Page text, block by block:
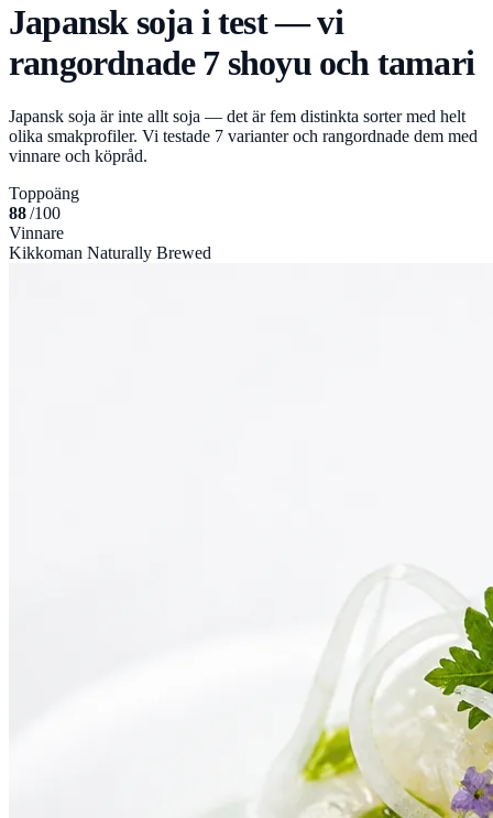
Japansk soja i test — vi
rangordnade 7 shoyu och tamari
Japansk soja är inte allt soja — det är fem distinkta sorter med helt
olika smakprofiler. Vi testade 7 varianter och rangordnade dem med
vinnare och köpråd.
Toppoäng
88 /100
Vinnare
Kikkoman Naturally Brewed